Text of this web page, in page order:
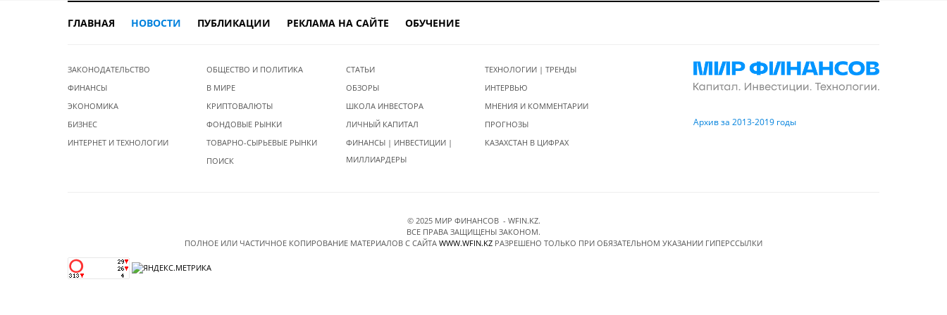
ГЛАВНАЯ НОВОСТИ ПУБЛИКАЦИИ РЕКЛАМА НА САЙТЕ ОБУЧЕНИЕ
ЗАКОНОДАТЕЛЬСТВО
ФИНАНСЫ
ЭКОНОМИКА
БИЗНЕС
ИНТЕРНЕТ И ТЕХНОЛОГИИ
ОБЩЕСТВО И ПОЛИТИКА
В МИРЕ
КРИПТОВАЛЮТЫ
ФОНДОВЫЕ РЫНКИ
ТОВАРНО-СЫРЬЕВЫЕ РЫНКИ
ПОИСК
СТАТЬИ
ОБЗОРЫ
ШКОЛА ИНВЕСТОРА
ЛИЧНЫЙ КАПИТАЛ
ФИНАНСЫ | ИНВЕСТИЦИИ |
МИЛЛИАРДЕРЫ
ТЕХНОЛОГИИ | ТРЕНДЫ
ИНТЕРВЬЮ
МНЕНИЯ И КОММЕНТАРИИ
ПРОГНОЗЫ
КАЗАХСТАН В ЦИФРАХ
Архив за 2013-2019 годы
© 2025 МИР ФИНАНСОВ - WFIN.KZ.
ВСЕ ПРАВА ЗАЩИЩЕНЫ ЗАКОНОМ.
ПОЛНОЕ ИЛИ ЧАСТИЧНОЕ КОПИРОВАНИЕ МАТЕРИАЛОВ C САЙТА WWW.WFIN.KZ РАЗРЕШЕНО ТОЛЬКО ПРИ ОБЯЗАТЕЛЬНОМ УКАЗАНИИ ГИПЕРССЫЛКИ